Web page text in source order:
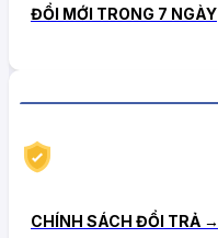
ĐỔI MỚI TRONG 7 NGÀY
CHÍNH SÁCH ĐỔI TRẢ →